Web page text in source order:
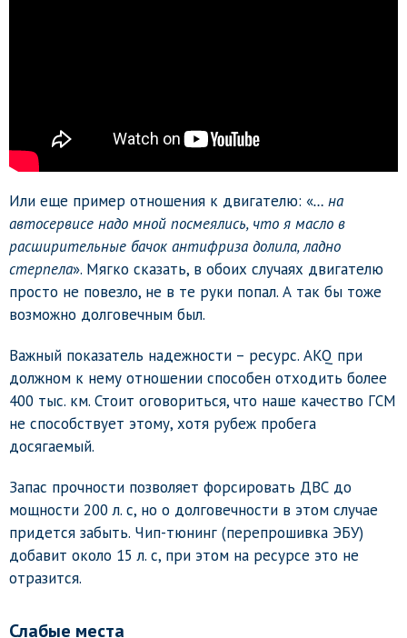
Или еще пример отношения к двигателю: «… на
автосервисе надо мной посмеялись, что я масло в
расширительные бачок антифриза долила, ладно
стерпела». Мягко сказать, в обоих случаях двигателю
просто не повезло, не в те руки попал. А так бы тоже
возможно долговечным был.
Важный показатель надежности – ресурс. AKQ при
должном к нему отношении способен отходить более
400 тыс. км. Стоит оговориться, что наше качество ГСМ
не способствует этому, хотя рубеж пробега
досягаемый.
Запас прочности позволяет форсировать ДВС до
мощности 200 л. с, но о долговечности в этом случае
придется забыть. Чип-тюнинг (перепрошивка ЭБУ)
добавит около 15 л. с, при этом на ресурсе это не
отразится.
Слабые места